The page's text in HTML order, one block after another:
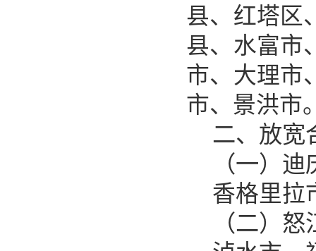
县、红塔区
县、水富市
市、大理市
市、景洪市
二、放宽
（一）
香格里拉
（二）